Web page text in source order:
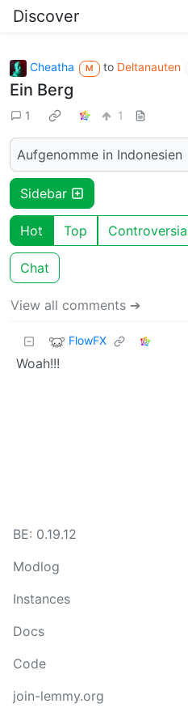
Discover
Cheatha M to Deltanauten
Ein Berg
1 1
Aufgenomme in Indonesien
Sidebar
Hot Top
Chat
View all comments ➔
FlowFX
Woah!!!
BE: 0.19.12
Modlog
Instances
Docs
Code
join-lemmy.org